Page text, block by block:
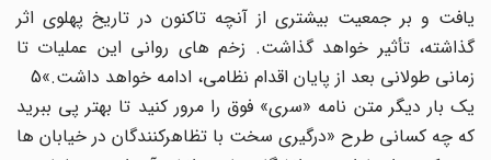
یافت و بر جمعیت بیشتری از آنچه تاکنون در تاریخ پهلوی اثر
گذاشته، تأثیر خواهد گذاشت. زخم های روانی این عملیات تا
زمانی طولانی بعد از پایان اقدام نظامی، ادامه خواهد داشت.»5
یک بار دیگر متن نامه «سری» فوق را مرور کنید تا بهتر پی ببرید
که چه کسانی طرح «درگیری سخت با تظاهرکنندگان در خیابان ها